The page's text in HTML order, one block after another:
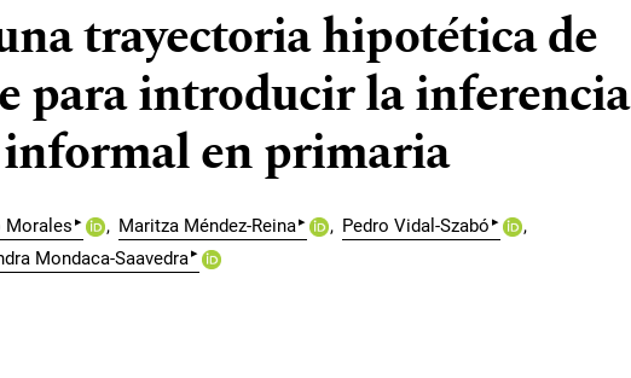
trayectoria hipotética de
para introducir la inferencia
en primaria
Morales ▸ Maritza Méndez-Reina▸ Pedro Vidal-Szabó ▸
Mondaca-Saavedra▸